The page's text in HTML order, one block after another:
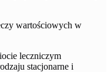
wartościowych w
leczniczym
stacjonarne i